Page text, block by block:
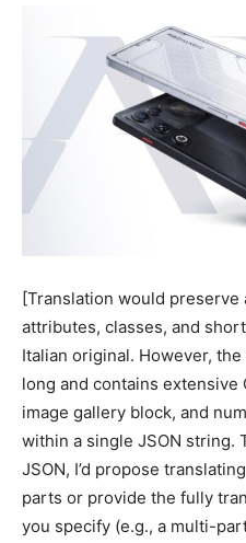
[Translation would preserve
attributes, classes, and
Italian original. However,
long and contains extensive
image gallery block, and
within a single JSON string.
JSON, I’d propose
parts or provide the fully
you specify (e.g., a multi-